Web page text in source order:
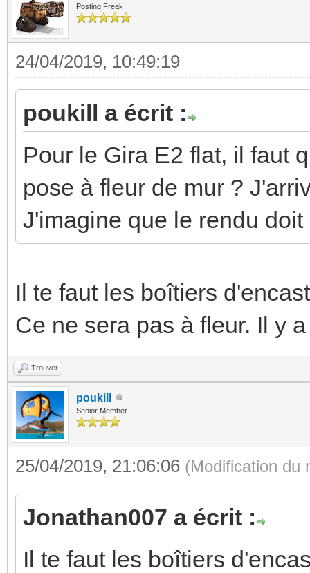
Posting Freak
24/04/2019, 10:49:19
poukill a écrit :
Pour le Gira E2 flat, il faut
pose à fleur de mur ?
J'imagine que le rendu doit
Il te faut les boîtiers
Ce ne sera pas à fleur. Il y
Trouver
poukill
Senior Member
25/04/2019, 21:06:06 (Modification du
Jonathan007 a écrit :
Il te faut les boîtiers